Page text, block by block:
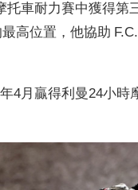
托車耐力賽中獲得第
最高位置，他協助
4月贏得利曼24小